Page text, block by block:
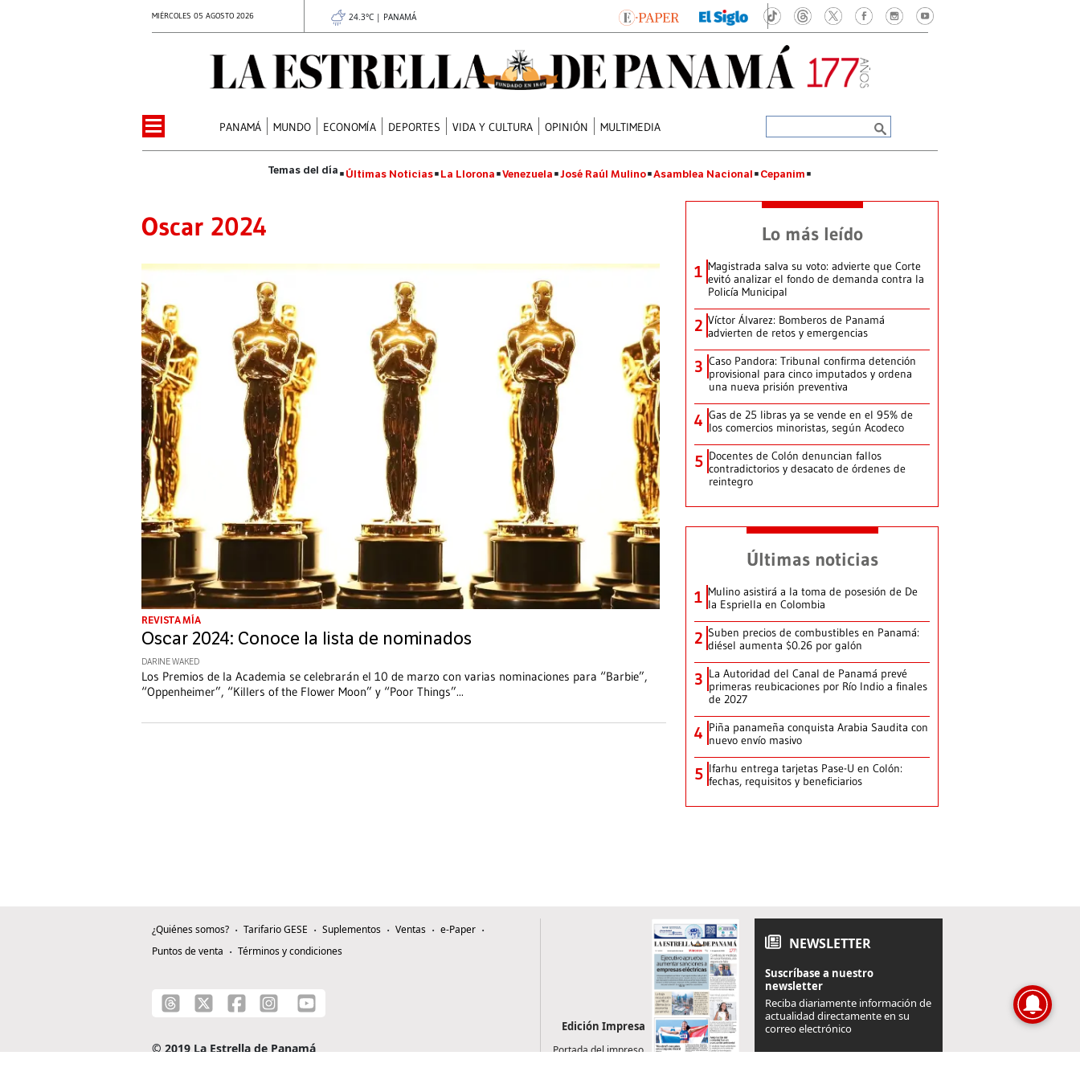
MIÉRCOLES 05 AGOSTO 2026 24.3°C | PANAMÁ
PANAMÁ MUNDO ECONOMÍA DEPORTES VIDA Y CULTURA OPINIÓN MULTIMEDIA
Últimas Noticias La Llorona Venezuela José Raúl Mulino Asamblea Nacional Cepanim
Oscar 2024
REVISTA MÍA
Oscar 2024: Conoce la lista de nominados
DARINE WAKED
Los Premios de la Academia se celebrarán el 10 de marzo con varias nominaciones para “Barbie”,
“Oppenheimer”, “Killers of the Flower Moon” y “Poor Things”...
Lo más leído
1 Magistrada salva su voto: advierte que Corte
evitó analizar el fondo de demanda contra la
Policía Municipal
2 Víctor Álvarez: Bomberos de Panamá
advierten de retos y emergencias
3 Caso Pandora: Tribunal confirma detención
provisional para cinco imputados y ordena
una nueva prisión preventiva
4 Gas de 25 libras ya se vende en el 95% de
los comercios minoristas, según Acodeco
5 Docentes de Colón denuncian fallos
contradictorios y desacato de órdenes de
reintegro
Últimas noticias
1 Mulino asistirá a la toma de posesión de De
la Espriella en Colombia
2 Suben precios de combustibles en Panamá:
diésel aumenta $0.26 por galón
3 La Autoridad del Canal de Panamá prevé
primeras reubicaciones por Río Indio a finales
de 2027
4 Piña panameña conquista Arabia Saudita con
nuevo envío masivo
5 Ifarhu entrega tarjetas Pase-U en Colón:
fechas, requisitos y beneficiarios
¿Quiénes somos? Tarifario GESE Suplementos Ventas
e-Paper
Puntos de venta
Términos y condiciones
© 2019 La Estrella de Panamá
Edición Impresa
Portada del impreso
NEWSLETTER
Suscríbase a nuestro
newsletter
Reciba diariamente información de
actualidad directamente en su
correo electrónico